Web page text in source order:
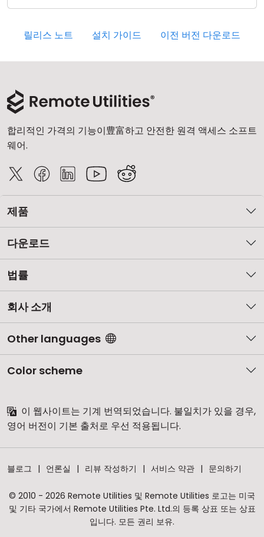
릴리스 노트 설치 가이드 이전 버전 다운로드
합리적인 가격의 기능이豊富하고 안전한 원격 액세스 소프트
웨어.
제품
다운로드
법률
회사 소개
Other languages
Color scheme
이 웹사이트는 기계 번역되었습니다. 불일치가 있을 경우,
영어 버전이 기본 출처로 우선 적용됩니다.
블로그 언론실 리뷰 작성하기 서비스 약관 문의하기
© 2010 - 2026 Remote Utilities 및 Remote Utilities 로고는 미국
및 기타 국가에서 Remote Utilities Pte. Ltd.의 등록 상표 또는 상표
입니다. 모든 권리 보유.